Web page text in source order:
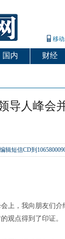
移
国内 财经
导人峰会
辑短信CD到
，我向朋友们介
观点得到了印证。